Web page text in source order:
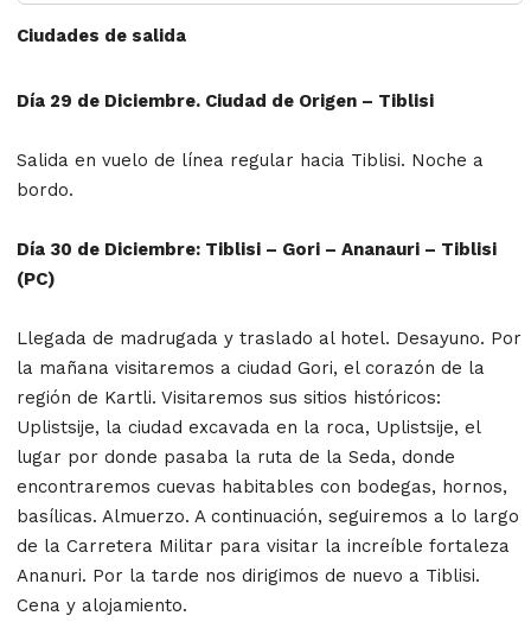
Ciudades de salida
Día 29 de Diciembre. Ciudad de Origen – Tiblisi
Salida en vuelo de línea regular hacia Tiblisi. Noche a
bordo.
Día 30 de Diciembre: Tiblisi – Gori – Ananauri – Tiblisi
(PC)
Llegada de madrugada y traslado al hotel. Desayuno. Por
la mañana visitaremos a ciudad Gori, el corazón de la
región de Kartli. Visitaremos sus sitios históricos:
Uplistsije, la ciudad excavada en la roca, Uplistsije, el
lugar por donde pasaba la ruta de la Seda, donde
encontraremos cuevas habitables con bodegas, hornos,
basílicas. Almuerzo. A continuación, seguiremos a lo largo
de la Carretera Militar para visitar la increíble fortaleza
Ananuri. Por la tarde nos dirigimos de nuevo a Tiblisi.
Cena y alojamiento.